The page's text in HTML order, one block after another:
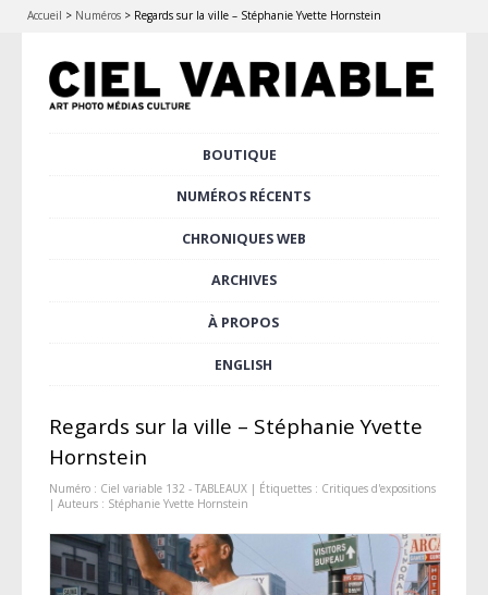
Accueil > Numéros > Regards sur la ville – Stéphanie Yvette Hornstein
BOUTIQUE
NUMÉROS RÉCENTS
CHRONIQUES WEB
ARCHIVES
À PROPOS
ENGLISH
Regards sur la ville – Stéphanie Yvette
Hornstein
Numéro : Ciel variable 132 - TABLEAUX| Étiquettes : Critiques d'expositions
| Auteurs : Stéphanie Yvette Hornstein